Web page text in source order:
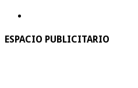
ESPACIO PUBLICITARIO